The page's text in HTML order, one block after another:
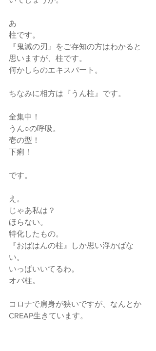
あ
柱です。
『鬼滅の刃』をご存知の方はわかると
思いますが、柱です。
何かしらのエキスパート。
ちなみに相方は『うん柱』です。
全集中！
うん○の呼吸。
壱の型！
下痢！
です。
え。
じゃあ私は？
ほらない。
特化したもの。
『おばはんの柱』しか思い浮かばな
い。
いっぱいいてるわ。
オバ柱。
コロナで肩身が狭いですが、なんとか
CREAP生きています。